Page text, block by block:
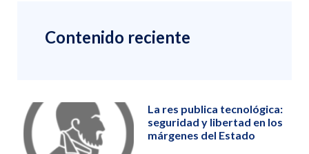
Contenido reciente
La res publica tecnológica:
seguridad y libertad en los
márgenes del Estado